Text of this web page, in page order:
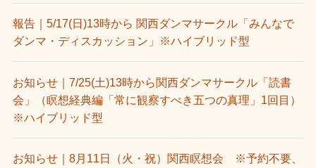
報告｜5/17(日)13時から 関西ダンマサークル「みんなで
ダンマ・ディスカッション」※ハイブリッド型
お知らせ｜7/25(土)13時から関西ダンマサークル「読書
会」（瞑想経典編「常に観察すべき五つの真理」1回目）
※ハイブリッド型
お知らせ｜8月11日（火・祝）関西瞑想会 ※予約不要、